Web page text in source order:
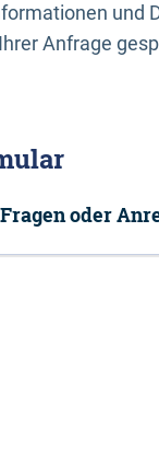
und
Anfrage
oder